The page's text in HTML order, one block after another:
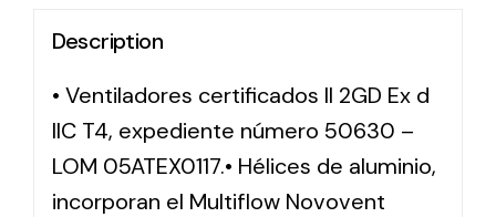
Description
• Ventiladores certificados II 2GD Ex d
IIC T4, expediente número 50630 –
LOM 05ATEX0117.• Hélices de aluminio,
incorporan el Multiflow Novovent